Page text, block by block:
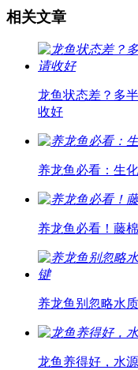
相关文章
龙鱼状态差？多
收好
养龙鱼必看：生
养龙鱼必看！藤
养龙鱼别忽略水
龙鱼养得好，水